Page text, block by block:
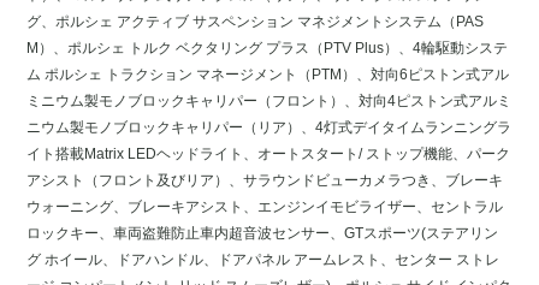
グ、ポルシェ アクティブ サスペンション マネジメントシステム（PAS
M）、ポルシェ トルク ベクタリング プラス（PTV Plus）、4輪駆動システ
ム ポルシェ トラクション マネージメント（PTM）、対向6ピストン式アル
ミニウム製モノブロックキャリパー（フロント）、対向4ピストン式アルミ
ニウム製モノブロックキャリパー（リア）、4灯式デイタイムランニングラ
イト搭載Matrix LEDヘッドライト、オートスタート/ ストップ機能、パーク
アシスト（フロント及びリア）、サラウンドビューカメラつき、ブレーキ
ウォーニング、ブレーキアシスト、エンジンイモビライザー、セントラル
ロックキー、車両盗難防止車内超音波センサー、GTスポーツ(ステアリン
グ ホイール、ドアハンドル、ドアパネル アームレスト、センター ストレ